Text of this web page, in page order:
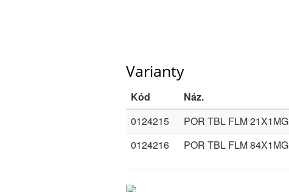
Varianty
Kód Náz.
0124215
POR TBL FLM 21X1MG
0124216
POR TBL FLM 84X1MG